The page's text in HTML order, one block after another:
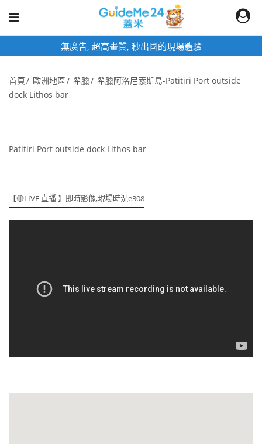
高畫質, 秒出國的現場體驗
首頁 歐洲地區 希臘
希臘阿洛尼索斯島-Patitiri Port outside
dock Lithos bar
Patitiri Port outside dock Lithos bar
【🔴LIVE 直播 】即時影像,現場時況e308